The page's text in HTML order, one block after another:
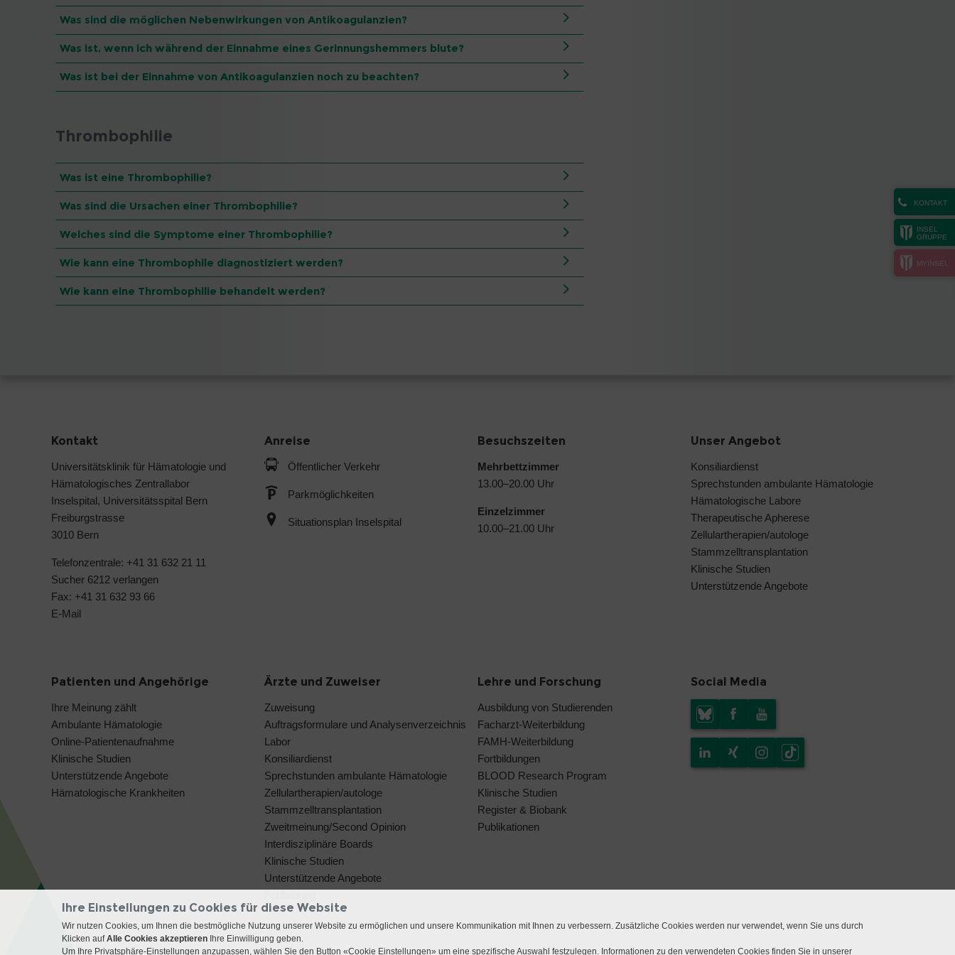
KONTAKT
INSEL
GRUPPE
MYINSEL
Was sind die möglichen Nebenwirkungen von Antikoagulanzien?
Was ist, wenn ich während der Einnahme eines Gerinnungshemmers blute?
Was ist bei der Einnahme von Antikoagulanzien noch zu beachten?
Thrombophilie
Was ist eine Thrombophilie?
Was sind die Ursachen einer Thrombophilie?
Welches sind die Symptome einer Thrombophilie?
Wie kann eine Thrombophile diagnostiziert werden?
Wie kann eine Thrombophilie behandelt werden?
Kontakt
Universitätsklinik für Hämatologie und
Hämatologisches Zentrallabor
Inselspital, Universitätsspital Bern
Freiburgstrasse
3010 Bern
Telefonzentrale: +41 31 632 21 11
Sucher 6212 verlangen
Fax: +41 31 632 93 66
E-Mail
Anreise
Öffentlicher Verkehr
Parkmöglichkeiten
Situationsplan Inselspital
Besuchszeiten
Mehrbettzimmer
13.00–20.00 Uhr
Einzelzimmer
10.00–21.00 Uhr
Unser Angebot
Konsiliardienst
Sprechstunden ambulante Hämatologie
Hämatologische Labore
Therapeutische Apherese
Zellulartherapien/autologe
Stammzelltransplantation
Klinische Studien
Unterstützende Angebote
Patienten und Angehörige
Ihre Meinung zählt
Ambulante Hämatologie
Online-Patientenaufnahme
Klinische Studien
Unterstützende Angebote
Hämatologische Krankheiten
Ärzte und Zuweiser
Zuweisung
Auftragsformulare und Analysenverzeichnis
Labor
Konsiliardienst
Sprechstunden ambulante Hämatologie
Zellulartherapien/autologe
Stammzelltransplantation
Zweitmeinung/Second Opinion
Interdisziplinäre Boards
Klinische Studien
Unterstützende Angebote
Lehre und Forschung
Ausbildung von Studierenden
Facharzt-Weiterbildung
FAMH-Weiterbildung
Fortbildungen
BLOOD Research Program
Klinische Studien
Register & Biobank
Publikationen
Social Media
Ihre Einstellungen zu Cookies für diese Website
Wir nutzen Cookies, um Ihnen die bestmögliche Nutzung unserer Website zu ermöglichen und unsere Kommunikation mit Ihnen zu verbessern. Zusätzliche Cookies werden nur verwendet, wenn Sie uns durch
Klicken aufAlle Cookies akzeptieren Ihre Einwilligung geben.
Um Ihre Privatsphäre-Einstellungen anzupassen, wählen Sie den Button «Cookie Einstellungen» um eine spezifische Auswahl festzulegen. Informationen zu den verwendeten Cookies finden Sie in unserer